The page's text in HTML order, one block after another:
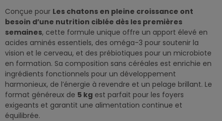
Conçue pour Les chatons en pleine croissance ont
besoin d’une nutrition ciblée dès les premières
semaines, cette formule unique offre un apport élevé en
acides aminés essentiels, des oméga-3 pour soutenir la
vision et le cerveau, et des prébiotiques pour un microbiote
en formation. Sa composition sans céréales est enrichie en
ingrédients fonctionnels pour un développement
harmonieux, de l’énergie à revendre et un pelage brillant. Le
format généreux de 5 kg est parfait pour les foyers
exigeants et garantit une alimentation continue et
équilibrée.